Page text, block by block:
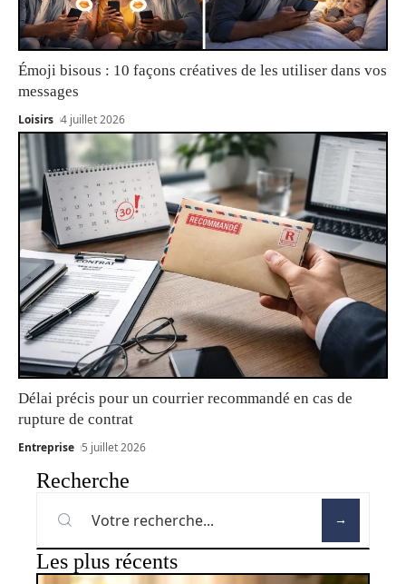
Émoji bisous : 10 façons créatives de les utiliser dans vos
messages
Loisirs 4 juillet 2026
Délai précis pour un courrier recommandé en cas de
rupture de contrat
Entreprise 5 juillet 2026
Recherche
Les plus récents